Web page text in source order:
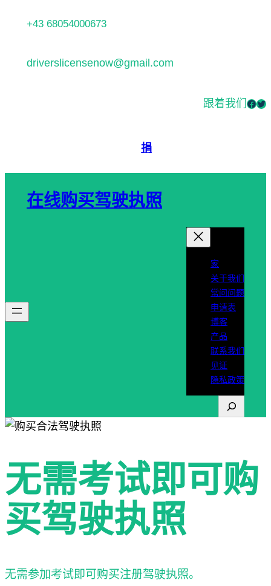
+43 68054000673
driverslicensenow@gmail.com
跟着我们 Facebook Twitter
捐
在线购买驾驶执照
家
关于我们
常问问题
申请表
博客
产品
联系我们
见证
隐私政策
搜
无需考试即可购
买驾驶执照
无需参加考试即可购买注册驾驶执照。